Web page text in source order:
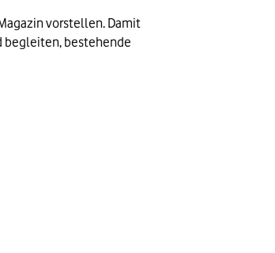
vorstellen. Damit
begleiten, bestehende